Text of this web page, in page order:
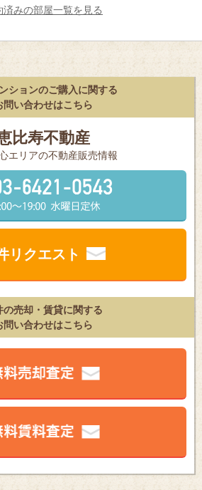
済みの部屋一覧を見る
ションのご購入に関する
問い合わせはこちら
比寿不動産
エリアの不動産販売情報
リクエスト
の売却・賃貸に関する
問い合わせはこちら